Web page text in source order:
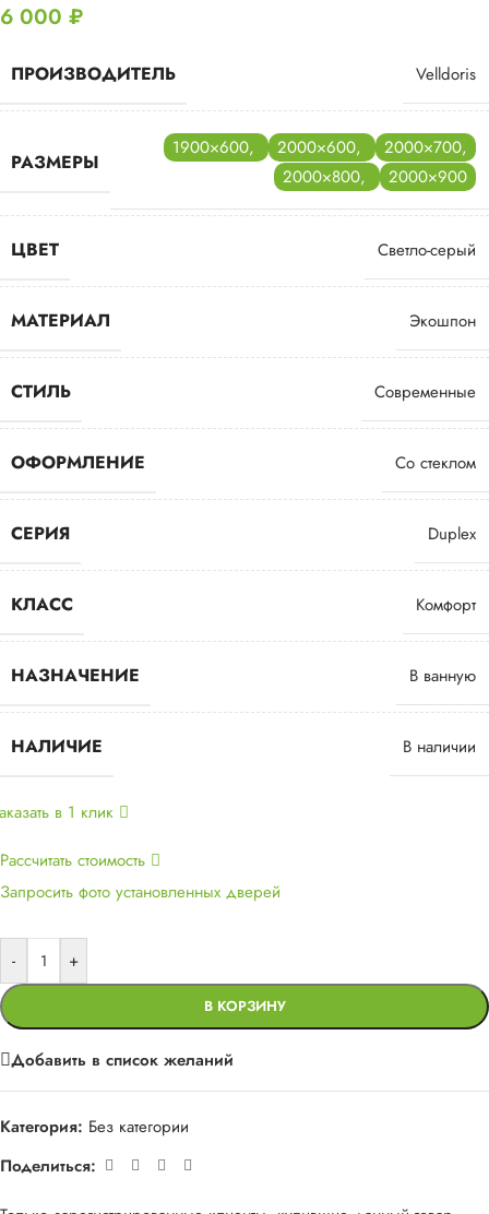
6 000 ₽
ПРОИЗВОДИТЕЛЬ Velldoris
РАЗМЕРЫ
1900×600, 2000×600, 2000×700,
2000×800, 2000×900
ЦВЕТ Светло-серый
МАТЕРИАЛ Экошпон
СТИЛЬ Современные
ОФОРМЛЕНИЕ Со стеклом
СЕРИЯ Duplex
КЛАСС Комфорт
НАЗНАЧЕНИЕ В ванную
НАЛИЧИЕ В наличии
в 1 клик
Рассчитать стоимость
Запросить фото установленных дверей
- +
В КОРЗИНУ
Добавить в список желаний
Категория: Без категории
Поделиться: